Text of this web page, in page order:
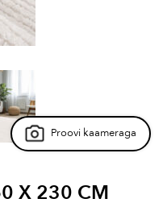
Proovi kaameraga
X 230 CM